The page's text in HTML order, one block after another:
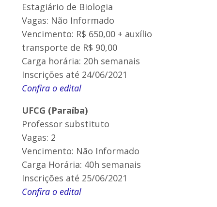
Estagiário de Biologia
Vagas: Não Informado
Vencimento: R$ 650,00 + auxílio
transporte de R$ 90,00
Carga horária: 20h semanais
Inscrições até 24/06/2021
Confira o edital
UFCG (Paraíba)
Professor substituto
Vagas: 2
Vencimento: Não Informado
Carga Horária: 40h semanais
Inscrições até 25/06/2021
Confira o edital